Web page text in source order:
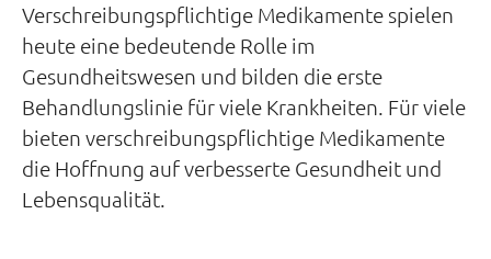
Verschreibungspflichtige Medikamente spielen
heute eine bedeutende Rolle im
Gesundheitswesen und bilden die erste
Behandlungslinie für viele Krankheiten. Für viele
bieten verschreibungspflichtige Medikamente
die Hoffnung auf verbesserte Gesundheit und
Lebensqualität.